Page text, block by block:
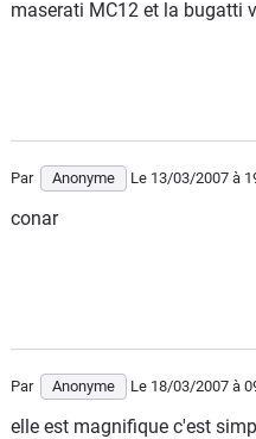
maserati MC12 et la bugatti
Par Anonyme Le 13/03/2007 à
conar
Par Anonyme Le 18/03/2007 à
elle est magnifique c'est